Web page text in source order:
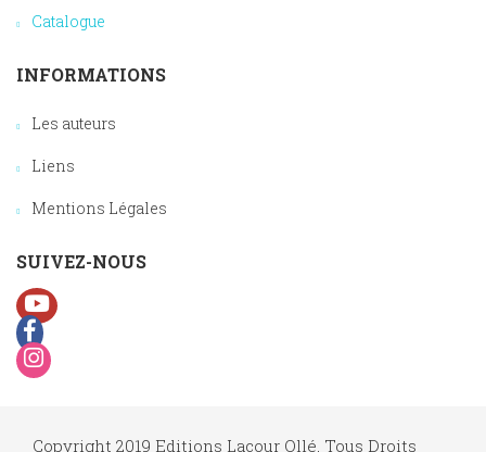
Catalogue
INFORMATIONS
Les auteurs
Liens
Mentions Légales
SUIVEZ-NOUS
Copyright 2019 Editions Lacour Ollé, Tous Droits